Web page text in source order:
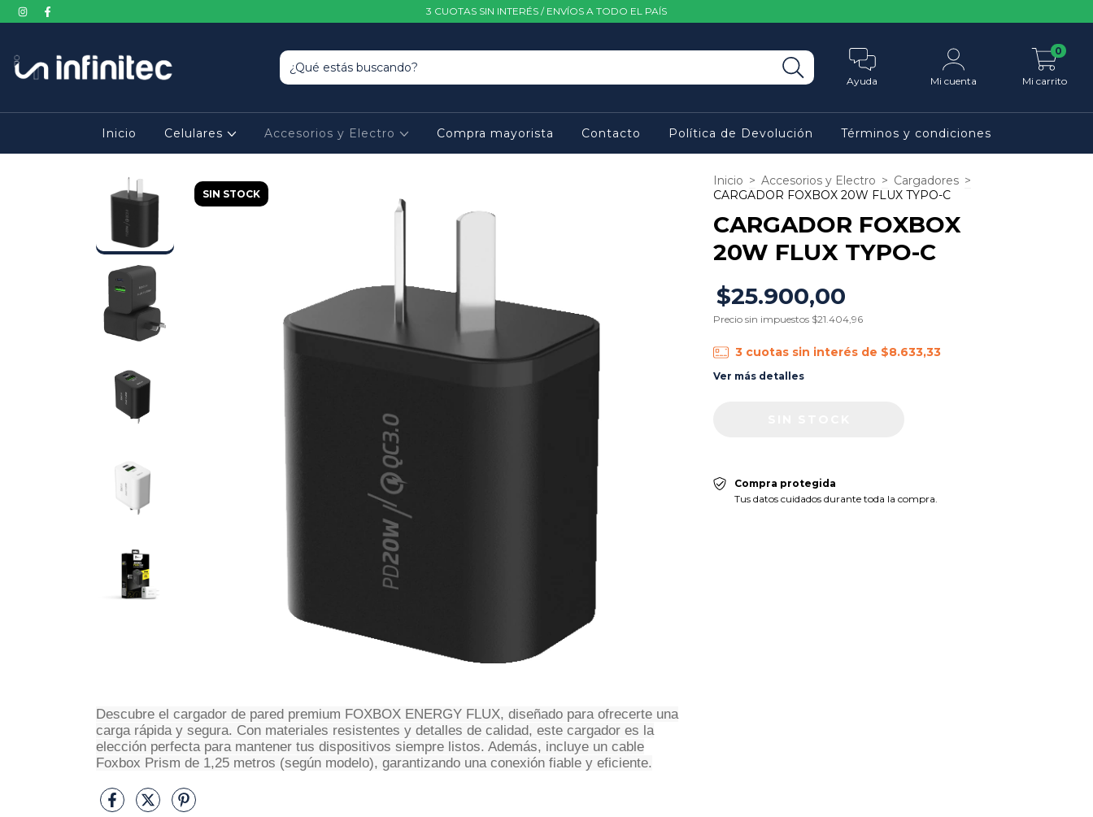
3 CUOTAS SIN INTERÉS / ENVÍOS A TODO EL PAÍS
Ayuda Mi cuenta Mi carrito
0
Inicio Celulares Accesorios y Electro Compra mayorista Contacto Política de Devolución Términos y condiciones
SIN STOCK
Descubre el cargador de pared premium FOXBOX ENERGY FLUX, diseñado para ofrecerte una
carga rápida y segura. Con materiales resistentes y detalles de calidad, este cargador es la
elección perfecta para mantener tus dispositivos siempre listos. Además, incluye un cable
Foxbox Prism de 1,25 metros (según modelo), garantizando una conexión fiable y eficiente.
Inicio > Accesorios y Electro > Cargadores >
CARGADOR FOXBOX 20W FLUX TYPO-C
CARGADOR FOXBOX
20W FLUX TYPO-C
$25.900,00
Precio sin impuestos $21.404,96
3 cuotas sin interés de $8.633,33
Ver más detalles
Compra protegida
Tus datos cuidados durante toda la compra.